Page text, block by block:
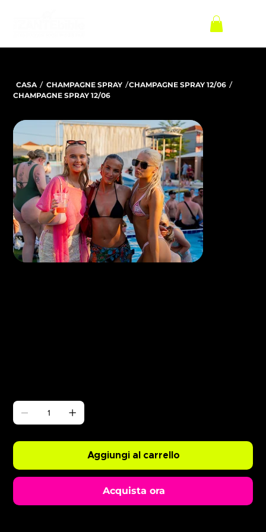
CASA / CHAMPAGNE SPRAY /CHAMPAGNE SPRAY 12/06 /
CHAMPAGNE SPRAY 12/06
Aggiungi al carrello
Acquista ora